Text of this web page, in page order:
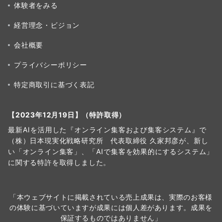
体験者をみる
経営理念・ビジョン
会社概要
プライバシーポリシー
特定商取引に基づく表記
【2023年12月19日】（特許取得）
最新AIを活用した『オンライン集客および集客システム』で
（株）日本現実化戦略研究所 代表取締役 久家邦彦が、新し
い「オンライン集客」、「AIで集客を効果的にするシステム」
に関する特許を取得しました。
「本ウェブサイトに掲載されている売上成果は、実際のお客様
の体験に基づいていますが成果には個人差があります。成果を
保証するものではありません」